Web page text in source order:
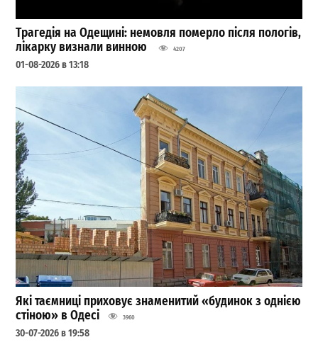
Трагедія на Одещині: немовля померло після пологів,
лікарку визнали винною
4207
01-08-2026 в 13:18
Які таємниці приховує знаменитий «будинок з однією
стіною» в Одесі
3960
30-07-2026 в 19:58